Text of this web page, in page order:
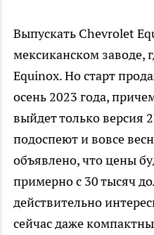
Выпускать Chevrolet
мексиканском заводе,
Equinox. Но старт
осень 2023 года,
выйдет только версия
подоспеют и вовсе
объявлено, что цены
примерно с 30 тысяч
действительно
сейчас даже